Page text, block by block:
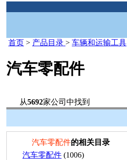
首页 > 产品目录 > 车辆和运输工具
汽车零配件
从5692家公司中找到
汽车零配件的相关目录
汽车零配件 (1006)